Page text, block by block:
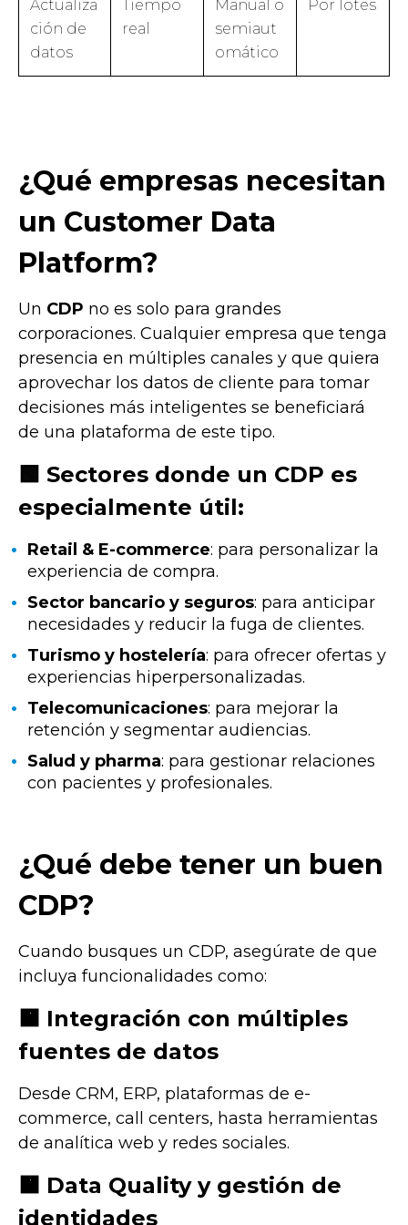
Actualiza
ción de
datos
Tiempo
real
Manual o
semiaut
omático
Por lotes
¿Qué empresas necesitan
un Customer Data
Platform?
Un CDP no es solo para grandes
corporaciones. Cualquier empresa que tenga
presencia en múltiples canales y que quiera
aprovechar los datos de cliente para tomar
decisiones más inteligentes se beneficiará
de una plataforma de este tipo.
🟩 Sectores donde un CDP es
especialmente útil:
Retail & E-commerce: para personalizar la
experiencia de compra.
Sector bancario y seguros: para anticipar
necesidades y reducir la fuga de clientes.
Turismo y hostelería: para ofrecer ofertas y
experiencias hiperpersonalizadas.
Telecomunicaciones: para mejorar la
retención y segmentar audiencias.
Salud y pharma: para gestionar relaciones
con pacientes y profesionales.
¿Qué debe tener un buen
CDP?
Cuando busques un CDP, asegúrate de que
incluya funcionalidades como:
🟧 Integración con múltiples
fuentes de datos
Desde CRM, ERP, plataformas de e-
commerce, call centers, hasta herramientas
de analítica web y redes sociales.
🟧 Data Quality y gestión de
identidades